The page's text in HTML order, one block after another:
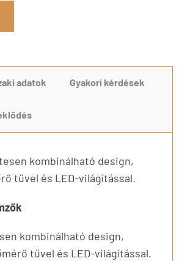
adatok Gyakori kérdések
kombinálható design,
tűvel és LED-világítással.
kombinálható design,
tűvel és LED-világítással.